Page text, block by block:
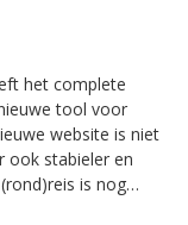
het complete
tool voor
website is niet
ook stabieler en
is nog